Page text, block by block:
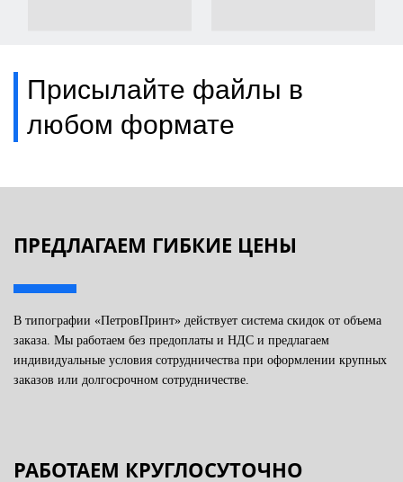
Присылайте файлы в
любом формате
ПРЕДЛАГАЕМ ГИБКИЕ ЦЕНЫ
В типографии «ПетровПринт» действует система скидок от объема
заказа. Мы работаем без предоплаты и НДС и предлагаем
индивидуальные условия сотрудничества при оформлении крупных
заказов или долгосрочном сотрудничестве.
РАБОТАЕМ КРУГЛОСУТОЧНО